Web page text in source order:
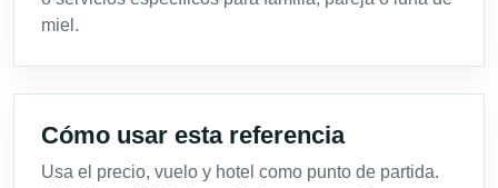
miel.
Cómo usar esta referencia
Usa el precio, vuelo y hotel como punto de partida.